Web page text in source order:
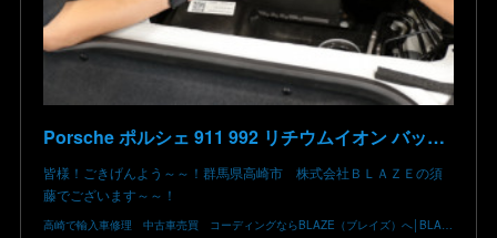
Porsche ポルシェ 911 992 リチウムイオン バッテリー 低下 修理 BMS アンロック 充電 始動 不能 9Y0915107 群馬 高崎
皆様！ごきげんよう～～！群馬県高崎市 株式会社ＢＬＡＺＥの須
藤でございます～～！
高崎で輸入車修理 中古車売買 コーディングならBLAZE（ブレイズ）へ│BLAZE Total Car Support & Modify in Takasaki Gunma